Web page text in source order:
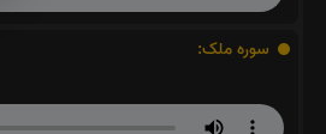
سوره ملک: